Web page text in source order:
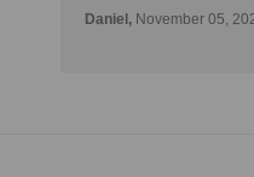
Daniel, November 05,